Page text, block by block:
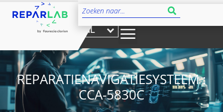
NL
REPARATIENAVIGATIESYSTEEM :
CCA-5830C